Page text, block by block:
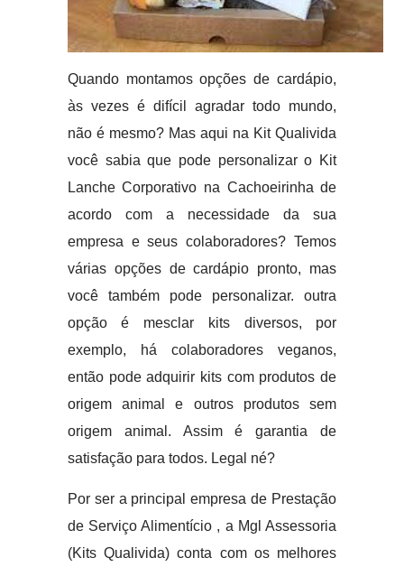
Quando montamos opções de cardápio,
às vezes é difícil agradar todo mundo,
não é mesmo? Mas aqui na Kit Qualivida
você sabia que pode personalizar o Kit
Lanche Corporativo na Cachoeirinha de
acordo com a necessidade da sua
empresa e seus colaboradores? Temos
várias opções de cardápio pronto, mas
você também pode personalizar. outra
opção é mesclar kits diversos, por
exemplo, há colaboradores veganos,
então pode adquirir kits com produtos de
origem animal e outros produtos sem
origem animal. Assim é garantia de
satisfação para todos. Legal né?
Por ser a principal empresa de Prestação
de Serviço Alimentício , a Mgl Assessoria
(Kits Qualivida) conta com os melhores